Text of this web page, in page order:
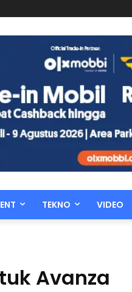
TEKNO VIDEO
Avanza